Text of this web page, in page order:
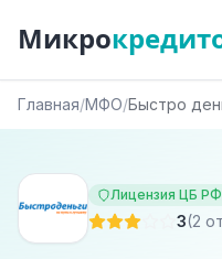
Микро
Главная/МФО/Быстро
Лицензия ЦБ
3(2